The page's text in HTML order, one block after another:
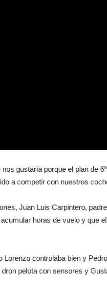
gustaría porque el plan de
a competir con nuestros
Juan Luis Carpintero,
horas de vuelo y que
controlaba bien y
pelota con sensores y